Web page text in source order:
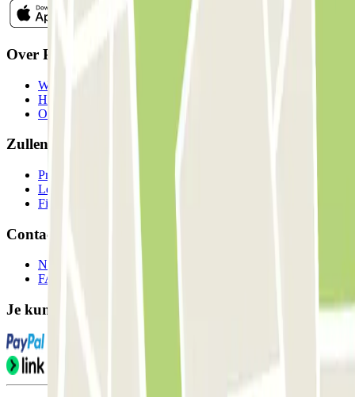
Over Parclick
Wie we zijn
Hoe het werkt
Onze parkeergarages
Zullen we samenwerken?
Professionals
Leverancier parkeren
Filialen
Contact
Neem contact met ons op
FAQ
Je kunt deze betaalmethoden gebruiken: